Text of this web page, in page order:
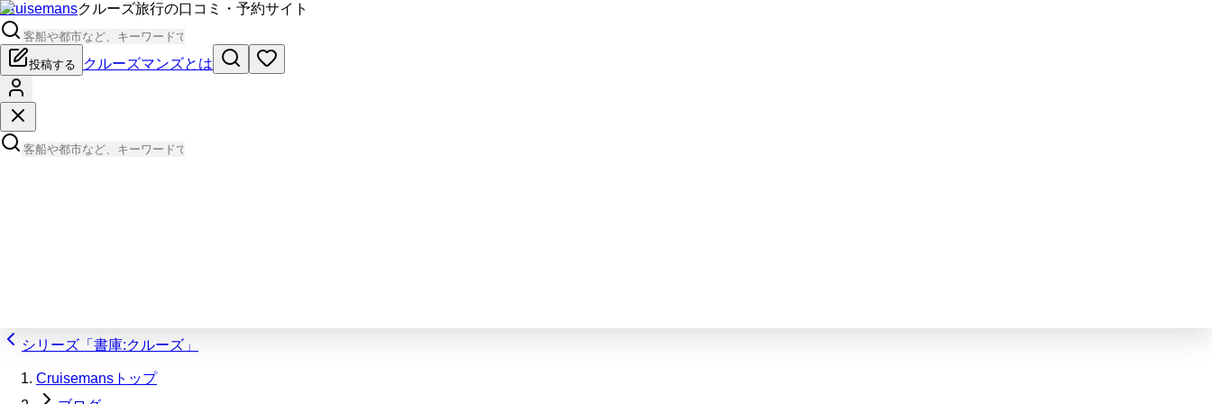
Cruisemansクルーズ旅行の口コミ・予約サイト
投稿する クルーズマンズとは
シリーズ「書庫:クルーズ」
Cruisemansトップ